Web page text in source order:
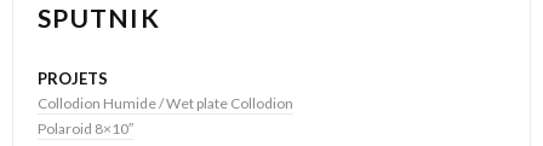
SPUTNIK
PROJETS
Collodion Humide / Wet plate Collodion
Polaroid 8×10″